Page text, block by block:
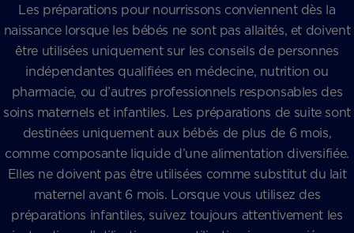
Les préparations pour nourrissons conviennent dès la
naissance lorsque les bébés ne sont pas allaités, et doivent
être utilisées uniquement sur les conseils de personnes
indépendantes qualifiées en médecine, nutrition ou
pharmacie, ou d’autres professionnels responsables des
soins maternels et infantiles. Les préparations de suite sont
destinées uniquement aux bébés de plus de 6 mois,
comme composante liquide d’une alimentation diversifiée.
Elles ne doivent pas être utilisées comme substitut du lait
maternel avant 6 mois. Lorsque vous utilisez des
préparations infantiles, suivez toujours attentivement les